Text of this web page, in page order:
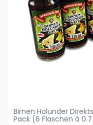
Birnen Holunder
Pack (6 Flaschen à